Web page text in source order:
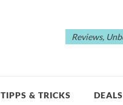
Reviews,
TIPPS & TRICKS DEALS